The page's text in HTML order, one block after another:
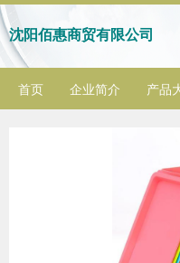
沈阳佰惠商贸有限公司
首页 企业简介 产品